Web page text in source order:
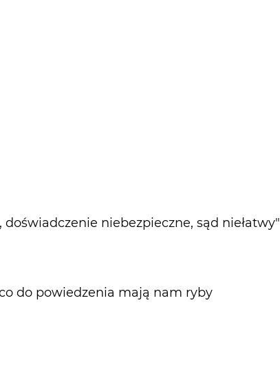
niebezpieczne, sąd niełatwy"
do powiedzenia mają nam ryby